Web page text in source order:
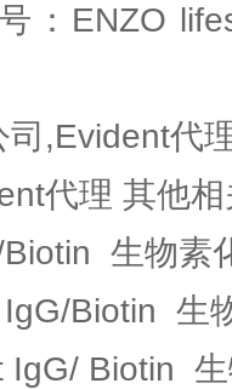
：ENZO
,Evident代
代理 其他
生物素
Biotin 生
IgG/ Biotin